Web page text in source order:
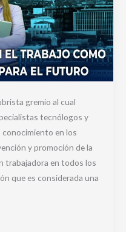
gremio al cual
tecnólogos y
en los
y promoción de la
trabajadora en todos los
que es considerada una